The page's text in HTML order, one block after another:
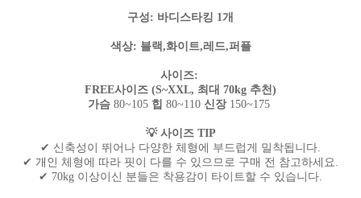
구성: 바디스타킹 1개
색상: 블랙,화이트,레드,퍼플
사이즈:
FREE사이즈 (S~XXL, 최대 70kg 추천)
가슴 80~105 힙 80~110 신장 150~175
💡 사이즈 TIP
✔ 신축성이 뛰어나 다양한 체형에 부드럽게 밀착됩니다.
✔ 개인 체형에 따라 핏이 다를 수 있으므로 구매 전 참고하세요.
✔ 70kg 이상이신 분들은 착용감이 타이트할 수 있습니다.